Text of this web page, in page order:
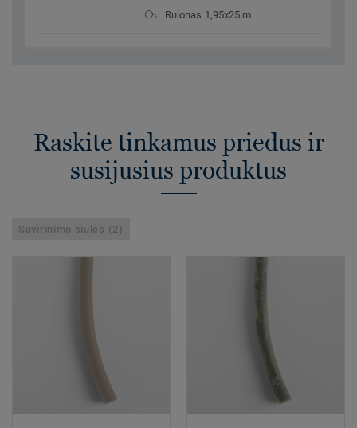
Rulonas 1,95x25 m
Raskite tinkamus priedus ir
susijusius produktus
Suvirinimo siūlės (2)